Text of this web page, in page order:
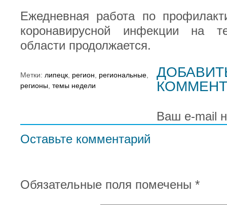
Ежедневная работа по
коронавирусной инфекции на
области продолжается.
Метки: липецк регион региональные
регионы темы недели
Оставьте комментарий
Ваш e-mail
Обязательные поля помечены *